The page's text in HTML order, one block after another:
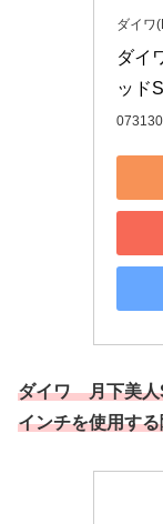
ダイワ
ダイ
ッド
ダイワ 月下美
インチを使用す